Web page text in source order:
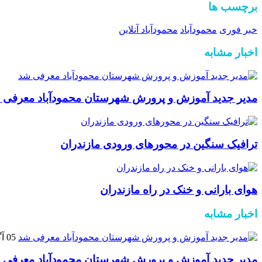
برچسب ها
خبر فوری محمودآباد محمودآباد آنلاین
اخبار مشابه
مدیر جدید آموزش و پرورش شهرستان محمودآباد
ترافیک سنگین در محور‌های ورودی مازندران
هوای بارانی و خنک در راه مازندران
اخبار مشابه
05 آگوست 2026